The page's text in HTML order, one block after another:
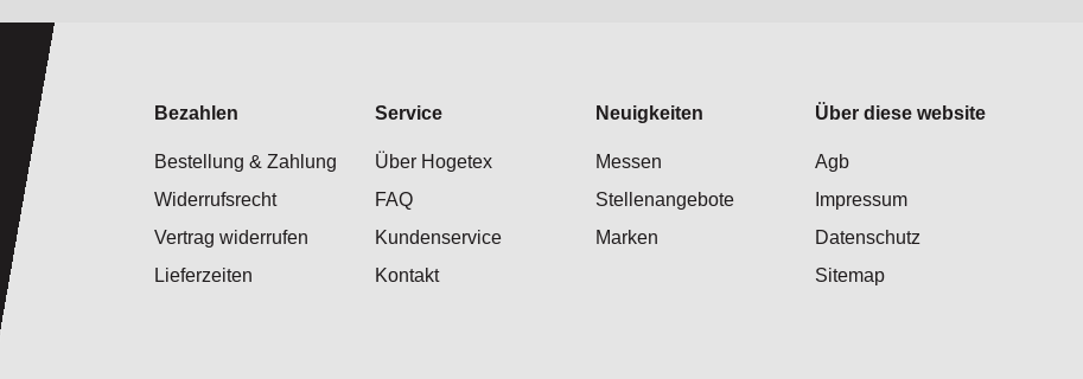
Bezahlen
Bestellung & Zahlung
Widerrufsrecht
Vertrag widerrufen
Lieferzeiten
Service
Über Hogetex
FAQ
Kundenservice
Kontakt
Neuigkeiten
Messen
Stellenangebote
Marken
Über diese website
Agb
Impressum
Datenschutz
Sitemap